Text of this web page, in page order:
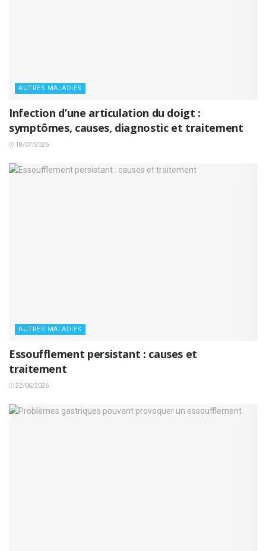
AUTRES MALADIES
Infection d’une articulation du doigt :
symptômes, causes, diagnostic et traitement
18/07/2026
AUTRES MALADIES
Essoufflement persistant : causes et
traitement
22/06/2026